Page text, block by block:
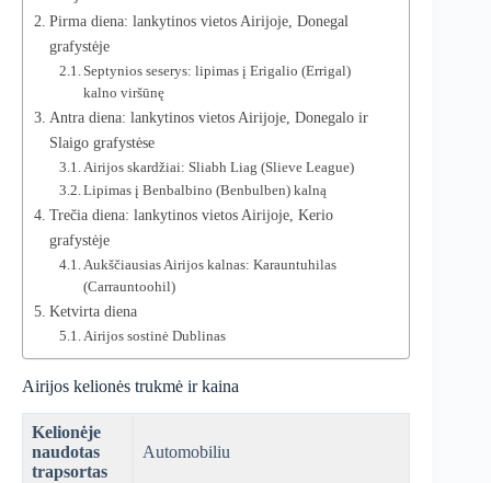
Pirma diena: lankytinos vietos Airijoje, Donegal
grafystėje
Septynios seserys: lipimas į Erigalio (Errigal)
kalno viršūnę
Antra diena: lankytinos vietos Airijoje, Donegalo ir
Slaigo grafystėse
Airijos skardžiai: Sliabh Liag (Slieve League)
Lipimas į Benbalbino (Benbulben) kalną
Trečia diena: lankytinos vietos Airijoje, Kerio
grafystėje
Aukščiausias Airijos kalnas: Karauntuhilas
(Carrauntoohil)
Ketvirta diena
Airijos sostinė Dublinas
Airijos kelionės trukmė ir kaina
Kelionėje
naudotas
trapsortas
Automobiliu